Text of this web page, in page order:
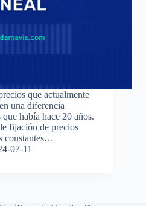
que actualmente
una diferencia
había hace 20 años.
fijación de precios
constantes…
07-11